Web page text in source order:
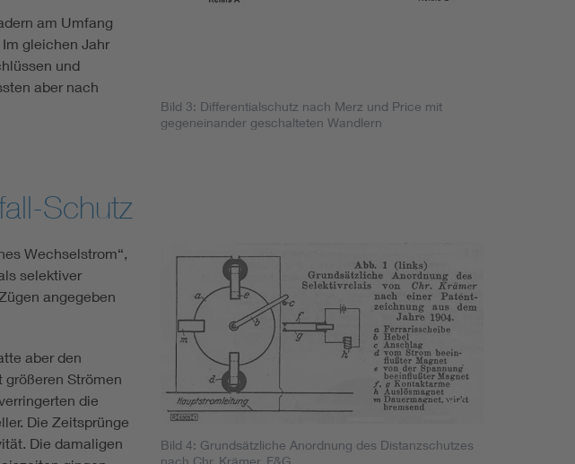
Bild 3: Differentialschutz nach Merz und Price mit
gegeneinander geschalteten Wandlern
am Umfang
gleichen Jahr
und
aber nach
Schutz
Bild 4: Grundsätzliche Anordnung des Distanzschutzes
nach Chr. Krämer, F&G
Wechselstrom“,
selektiver
angegeben
aber den
Strömen
die
Die Zeitsprünge
Die damaligen